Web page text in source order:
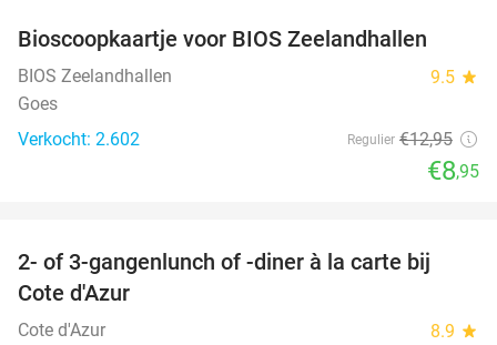
Bioscoopkaartje voor BIOS Zeelandhallen
BIOS Zeelandhallen 9.5 star
Goes
Verkocht: 2.602
Regulier €12,95
€8,95
49%
2- of 3-gangenlunch of -diner à la carte bij
Cote d'Azur
Cote d'Azur 8.9 star